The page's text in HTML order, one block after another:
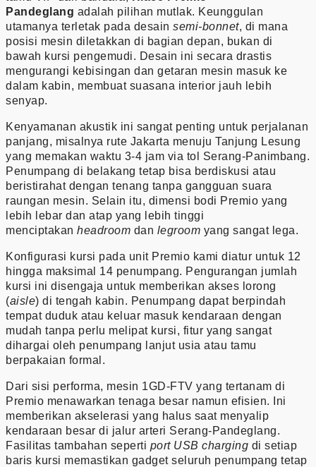
Pandeglang adalah pilihan mutlak. Keunggulan
utamanya terletak pada desain semi-bonnet, di mana
posisi mesin diletakkan di bagian depan, bukan di
bawah kursi pengemudi. Desain ini secara drastis
mengurangi kebisingan dan getaran mesin masuk ke
dalam kabin, membuat suasana interior jauh lebih
senyap.
Kenyamanan akustik ini sangat penting untuk perjalanan
panjang, misalnya rute Jakarta menuju Tanjung Lesung
yang memakan waktu 3-4 jam via tol Serang-Panimbang.
Penumpang di belakang tetap bisa berdiskusi atau
beristirahat dengan tenang tanpa gangguan suara
raungan mesin. Selain itu, dimensi bodi Premio yang
lebih lebar dan atap yang lebih tinggi
menciptakan headroom dan legroom yang sangat lega.
Konfigurasi kursi pada unit Premio kami diatur untuk 12
hingga maksimal 14 penumpang. Pengurangan jumlah
kursi ini disengaja untuk memberikan akses lorong
(aisle) di tengah kabin. Penumpang dapat berpindah
tempat duduk atau keluar masuk kendaraan dengan
mudah tanpa perlu melipat kursi, fitur yang sangat
dihargai oleh penumpang lanjut usia atau tamu
berpakaian formal.
Dari sisi performa, mesin 1GD-FTV yang tertanam di
Premio menawarkan tenaga besar namun efisien. Ini
memberikan akselerasi yang halus saat menyalip
kendaraan besar di jalur arteri Serang-Pandeglang.
Fasilitas tambahan seperti port USB charging di setiap
baris kursi memastikan gadget seluruh penumpang tetap